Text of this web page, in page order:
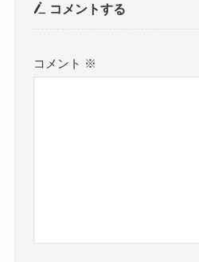
コメントする
コメント ※